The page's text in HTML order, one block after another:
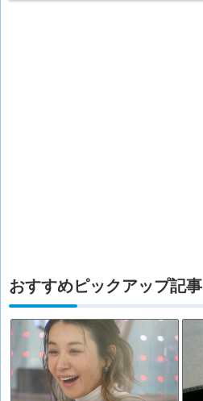
おすすめピックアップ記事